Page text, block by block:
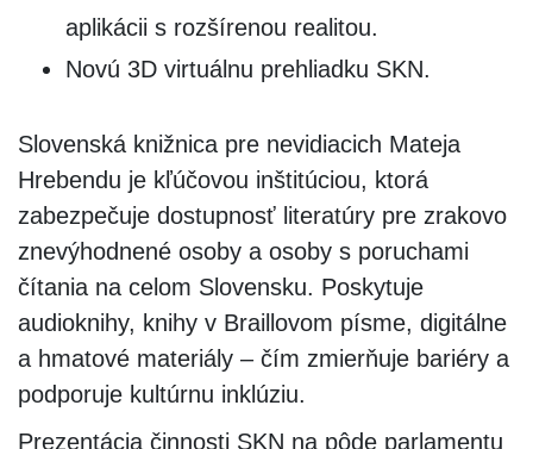
aplikácii s rozšírenou realitou.
Novú 3D virtuálnu prehliadku SKN.
Slovenská knižnica pre nevidiacich Mateja
Hrebendu je kľúčovou inštitúciou, ktorá
zabezpečuje dostupnosť literatúry pre zrakovo
znevýhodnené osoby a osoby s poruchami
čítania na celom Slovensku. Poskytuje
audioknihy, knihy v Braillovom písme, digitálne
a hmatové materiály – čím zmierňuje bariéry a
podporuje kultúrnu inklúziu.
Prezentácia činnosti SKN na pôde parlamentu